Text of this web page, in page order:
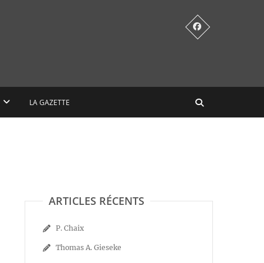
LA GAZETTE
ARTICLES RÉCENTS
P. Chaix
Thomas A. Gieseke